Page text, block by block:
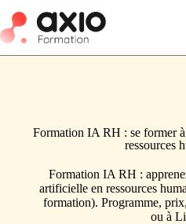
Formation IA RH : se former
ressources
Formation IA RH :
artificielle en ressources
formation). Programme,
ou à